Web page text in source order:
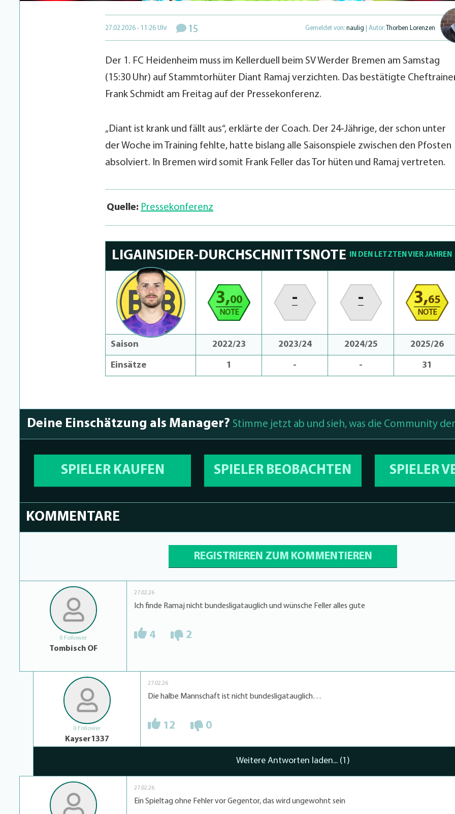
27.02.2026 - 11:26 Uhr 15 Gemeldet von: naulig | Autor: Thorben Lorenzen
Der 1. FC Heidenheim muss im Kellerduell beim SV Werder Bremen am Samstag
(15:30 Uhr) auf Stammtorhüter Diant Ramaj verzichten. Das bestätigte
Frank Schmidt am Freitag auf der Pressekonferenz.
„Diant ist krank und fällt aus“, erklärte der Coach. Der 24-Jährige, der schon unter
der Woche im Training fehlte, hatte bislang alle Saisonspiele zwischen den Pfosten
absolviert. In Bremen wird somit Frank Feller das Tor hüten und Ramaj vertreten.
Quelle: Pressekonferenz
LIGAINSIDER-DURCHSCHNITTSNOTE IN DEN LETZTEN VIER JAHREN
3,00
NOTE
- - 3,65
NOTE
Saison 2022/23 2023/24 2024/25 2025/26
Einsätze 1 - - 31
Deine Einschätzung als Manager? Stimme jetzt ab und sieh, was die Community
SPIELER KAUFEN SPIELER BEOBACHTEN SPIELER
KOMMENTARE
REGISTRIEREN ZUM KOMMENTIEREN
0 Follower
Tombisch OF
27.02.26
Ich finde Ramaj nicht bundesligatauglich und wünsche Feller alles gute
4 2
0 Follower
Kayser1337
27.02.26
Die halbe Mannschaft ist nicht bundesligatauglich…
12 0
Weitere Antworten laden... (1)
27.02.26
Ein Spieltag ohne Fehler vor Gegentor, das wird ungewohnt sein